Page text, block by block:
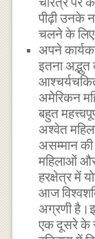
पीढ़ी उनके
चलने के लिए
अपने
इतना अद्भुत
अमेरिकन
बहुत
अश्वेत
असम्मान
महिलाओं
हरक्षेत्र में
आज
अग्रणी
एक दूसरे के